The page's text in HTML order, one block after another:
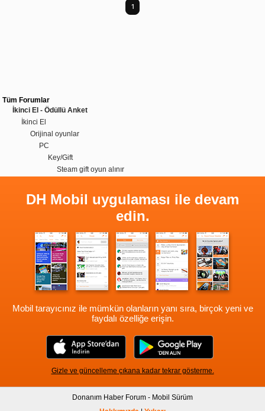
1
Tüm Forumlar
İkinci El - Ödüllü Anket
İkinci El
Orijinal oyunlar
PC
Key/Gift
Steam gift oyun alınır
DH Mobil uygulaması ile devam
edin.
Mobil tarayıcınız ile mümkün olanların yanı sıra, birçok yeni ve
faydalı özelliğe erişin.
Gizle ve güncelleme çıkana kadar tekrar gösterme.
Donanım Haber Forum - Mobil Sürüm